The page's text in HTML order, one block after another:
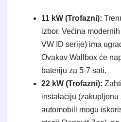
11 kW (Trofazni):
izbor. Većina
VW ID serije) ima
Ovakav Wallbox će
bateriju za 5-7 sati.
22 kW (Trofazni):
instalaciju (zakupljenu
automobili mogu